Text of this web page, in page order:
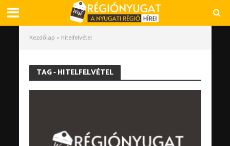
Kezdőlap » hitelfelvétel
TAG - HITELFELVÉTEL